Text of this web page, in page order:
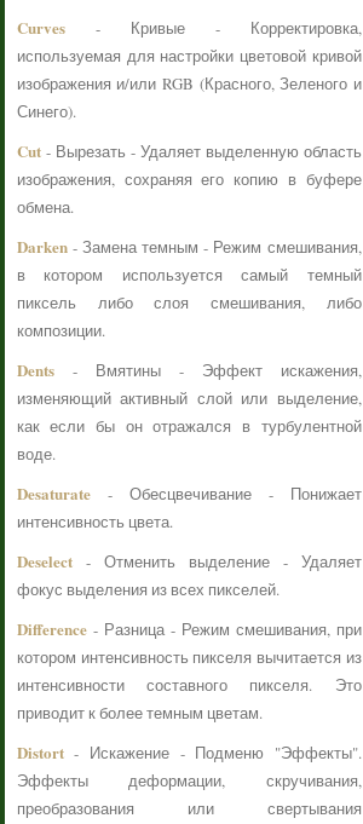
Curves- Кривые - Корректировка,
используемая для настройки цветовой кривой
изображения и/или RGB (Красного, Зеленого и
Синего).
Cut- Вырезать - Удаляет выделенную область
изображения, сохраняя его копию в буфере
обмена.
Darken- Замена темным - Режим смешивания,
в котором используется самый темный
пиксель либо слоя смешивания, либо
композиции.
Dents- Вмятины - Эффект искажения,
изменяющий активный слой или выделение,
как если бы он отражался в турбулентной
воде.
Desaturate- Обесцвечивание - Понижает
интенсивность цвета.
Deselect- Отменить выделение - Удаляет
фокус выделения из всех пикселей.
Difference- Разница - Режим смешивания, при
котором интенсивность пикселя вычитается из
интенсивности составного пикселя. Это
приводит к более темным цветам.
Distort- Искажение - Подменю "Эффекты".
Эффекты деформации, скручивания,
преобразования или свертывания